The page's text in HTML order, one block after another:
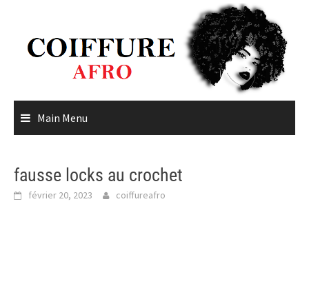
content
Main Menu
fausse locks au crochet
février 20, 2023 coiffureafro